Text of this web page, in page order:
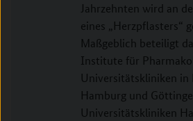
Jahrzehnten wird an
eines „Herzpflasters“
Maßgeblich beteiligt
Institute für
Universitätskliniken in
Hamburg und
Universitätskliniken